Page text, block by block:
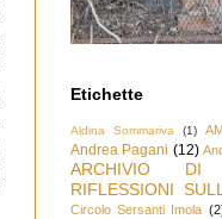
Etichette
Aldina Sommariva (1)
Andrea Pagani (12)
ARCHIVIO DI
RIFLESSIONI
Circolo Sersanti Imola